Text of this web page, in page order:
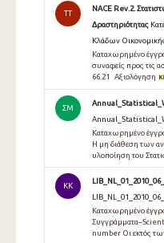
TT
NACE Rev.2.
Δραστηριότητας
Κλάδων
Καταχωρημένο
συναφείς προς τις
66.21 Αξιολόγηση
ΣΜ
Καταχωρημένο
Η μη διάθεση των
υλοποίηση του
KK
Καταχωρημένο
number Οι εκτός